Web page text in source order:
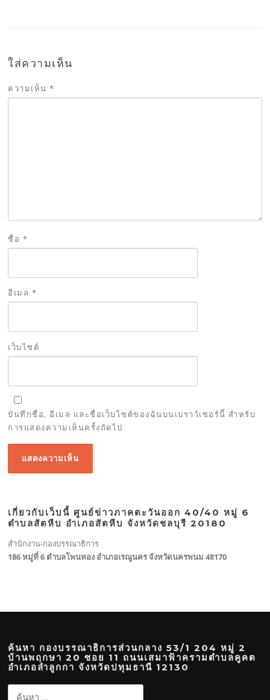
ใส่ความเห็น
ความเห็น*
ชื่อ *
อีเมล *
เว็บไซต์
บันทึกชื่อ, อีเมล และชื่อเว็บไซต์ของฉันบนเบราว์เซอร์นี้ สำหรับ
การแสดงความเห็นครั้งถัดไป
เกี่ยวกับเว็บนี้ ศูนย์ข่าวภาคตะวันออก 40/40 หมู่ 6
ตำบลสัตหีบ อำเภอสัตหีบ จังหวัดชลบุรี 20180
สำนักงาน-กองบรรณาธิการ
186 หมู่ที่ 6 ตำบลโพนทอง อำเภอเรณูนคร จังหวัดนครพนม 48170
ค้นหา กองบรรณาธิการส่วนกลาง 53/1 204 หมู่ 2
บ้านพฤกษา 20 ซอย 11 ถนนเสมาฟ้าครามตำบลคูคต
อำเภอลำลูกกา จังหวัดปทุมธานี 12130
ค้นหา